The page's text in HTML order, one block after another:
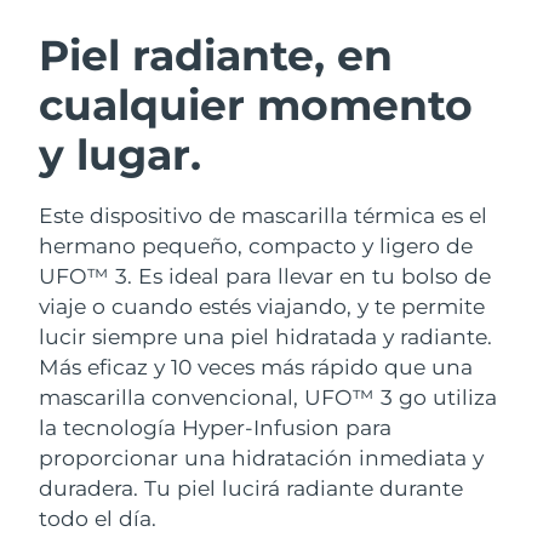
Piel radiante, en
cualquier momento
y lugar.
Este dispositivo de mascarilla térmica es el
hermano pequeño, compacto y ligero de
UFO™ 3. Es ideal para llevar en tu bolso de
viaje o cuando estés viajando, y te permite
lucir siempre una piel hidratada y radiante.
Más eficaz y 10 veces más rápido que una
mascarilla convencional, UFO™ 3 go utiliza
la tecnología Hyper-Infusion para
proporcionar una hidratación inmediata y
duradera. Tu piel lucirá radiante durante
todo el día.
Limpieza facial
Anti-aging massage
LUNA™ 4 Plus
Massage, LED heating
LUNA™ 4 Men
For men, anti-aging massage
Microcurrent toning
BEAR™ 2 go
Microcurrent toning on-the-go
BEAR™ 2 eyes & lips
Microcurrent line smoothing device
Hidratación
UFO™ 3 pack
Deep facial hydration
UFO™ 3 LED
Near-infrared and red light therapy
device
Cuidado bucal
issa™ 4
Hybrid silicone sonic toothbrush
issa™ 4 plus
Smart hybrid silicone sonic toothbrush
TRATAMIENTO ANTIEDAD FAQ™
Antiedad Tratamientos LED
NEW
Austria
Baréin Entrega prevista10/8/26
Bélgica
Bermudas Entrega prevista15/8/26
Bosnia y Herzegovina Entrega prevista 12/8/26
Brunéi Entrega prevista
Bulgaria Entrega prevista 9/8/26
Canadá Entrega prevista
Chile Entrega prevista13/8/26